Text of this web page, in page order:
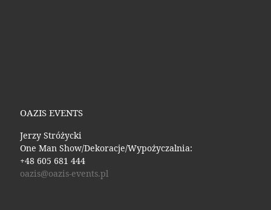
OAZIS EVENTS
Jerzy Stróżycki
One Man Show/Dekoracje/Wypożyczalnia:
+48 605 681 444
oazis@oazis-events.pl